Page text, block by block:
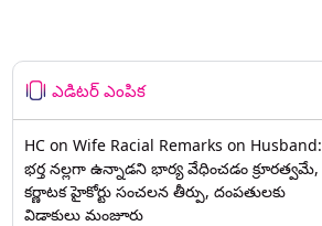
ఎడిటర్ ఎంపిక
HC on Wife Racial Remarks on Husband:
భర్త న‌ల్ల‌గా ఉన్నాడ‌ని భార్య వేధించ‌డం క్రూర‌త్వ‌మే,
కర్ణాటక హైకోర్టు సంచలన తీర్పు, దంపతులకు
విడాకులు మంజూరు